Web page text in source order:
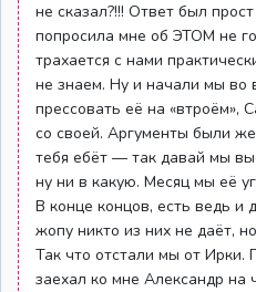
не сказал?!!! Ответ был
попросила мне об ЭТОМ не
трахается с нами
не знаем. Ну и начали мы во
прессовать её на «втроём»,
со своей. Аргументы были
тебя ебёт — так давай мы
ну ни в какую. Месяц мы её
В конце концов, есть ведь и
жопу никто из них не даёт,
Так что отстали мы от Ирки.
заехал ко мне Александр на